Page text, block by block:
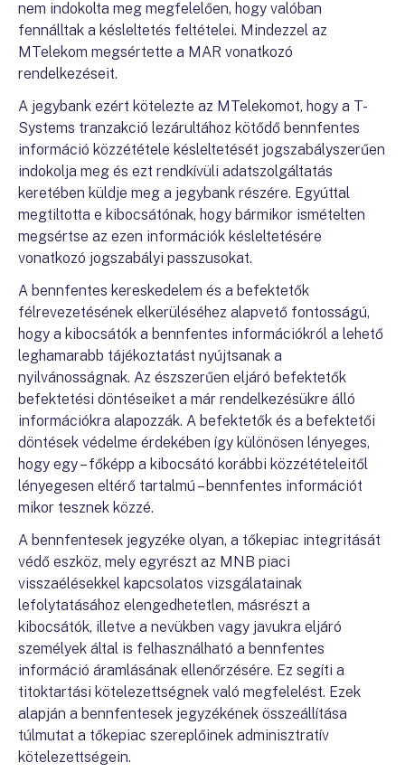
nem indokolta meg megfelelően, hogy valóban
fennálltak a késleltetés feltételei. Mindezzel az
MTelekom megsértette a MAR vonatkozó
rendelkezéseit.
A jegybank ezért kötelezte az MTelekomot, hogy a T-
Systems tranzakció lezárultához kötődő bennfentes
információ közzététele késleltetését jogszabályszerűen
indokolja meg és ezt rendkívüli adatszolgáltatás
keretében küldje meg a jegybank részére. Egyúttal
megtiltotta e kibocsátónak, hogy bármikor ismételten
megsértse az ezen információk késleltetésére
vonatkozó jogszabályi passzusokat.
A bennfentes kereskedelem és a befektetők
félrevezetésének elkerüléséhez alapvető fontosságú,
hogy a kibocsátók a bennfentes információkról a lehető
leghamarabb tájékoztatást nyújtsanak a
nyilvánosságnak. Az észszerűen eljáró befektetők
befektetési döntéseiket a már rendelkezésükre álló
információkra alapozzák. A befektetők és a befektetői
döntések védelme érdekében így különösen lényeges,
hogy egy – főképp a kibocsátó korábbi közzétételeitől
lényegesen eltérő tartalmú – bennfentes információt
mikor tesznek közzé.
A bennfentesek jegyzéke olyan, a tőkepiac integritását
védő eszköz, mely egyrészt az MNB piaci
visszaélésekkel kapcsolatos vizsgálatainak
lefolytatásához elengedhetetlen, másrészt a
kibocsátók, illetve a nevükben vagy javukra eljáró
személyek által is felhasználható a bennfentes
információ áramlásának ellenőrzésére. Ez segíti a
titoktartási kötelezettségnek való megfelelést. Ezek
alapján a bennfentesek jegyzékének összeállítása
túlmutat a tőkepiac szereplőinek adminisztratív
kötelezettségein.